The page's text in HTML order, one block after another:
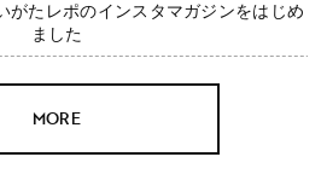
たレポのインスタマガジンをはじめ
ました
MORE